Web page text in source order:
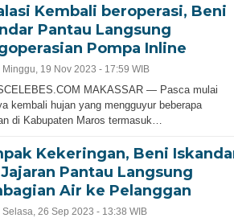
Kembali beroperasi, Beni
Pantau Langsung
Pompa Inline
Minggu, 19 Nov 2023 - 17:59 WIB
MAKASSAR — Pasca mulai
kembali hujan yang mengguyur beberapa
di Kabupaten Maros termasuk…
Kekeringan, Beni
Pantau Langsung
Air ke Pelanggan
Selasa, 26 Sep 2023 - 13:38 WIB